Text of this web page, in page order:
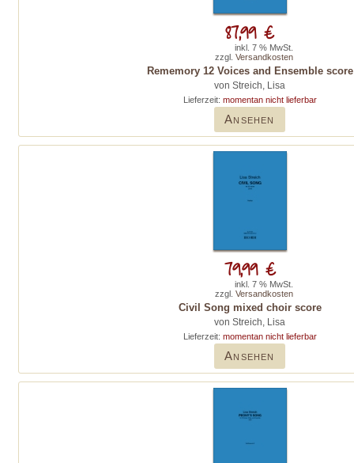
Rememory 12 Voices and Ensemble score
von Streich, Lisa
Lieferzeit: momentan nicht lieferbar
Ansehen
87,99 €
inkl. 7 % MwSt.
zzgl. Versandkosten
Civil Song mixed choir score
von Streich, Lisa
Lieferzeit: momentan nicht lieferbar
Ansehen
79,99 €
inkl. 7 % MwSt.
zzgl. Versandkosten